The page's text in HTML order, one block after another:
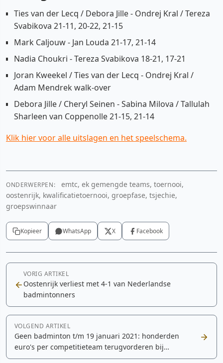
Ties van der Lecq / Debora Jille - Ondrej Kral / Tereza
Svabikova 21-11, 20-22, 21-15
Mark Caljouw - Jan Louda 21-17, 21-14
Nadia Choukri - Tereza Svabikova 18-21, 17-21
Joran Kweekel / Ties van der Lecq - Ondrej Kral /
Adam Mendrek walk-over
Debora Jille / Cheryl Seinen - Sabina Milova / Tallulah
Sharleen van Coppenolle 21-15, 21-14
Klik hier voor alle uitslagen en het speelschema.
YouTube video
ONDERWERPEN:
emtc, ek gemengde teams, toernooi,
oostenrijk, kwalificatietoernooi, groepfase, tsjechie,
groepswinnaar
Kopieer WhatsApp X Facebook
VORIG ARTIKEL
Oostenrijk verliest met 4-1 van Nederlandse
badmintonners
VOLGEND ARTIKEL
Geen badminton t/m 19 januari 2021: honderden
euro's per competitieteam terugvorderen bij
Badminton Nederland?